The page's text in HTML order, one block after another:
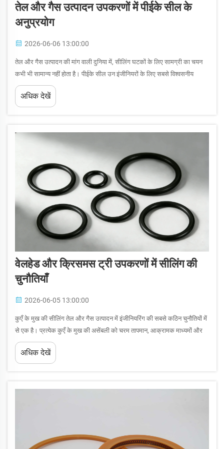
तेल और गैस उत्पादन उपकरणों में पीईके सील के
अनुप्रयोग
2026-06-06 13:00:00
तेल और गैस उत्पादन की मांग वाली दुनिया में, सीलिंग घटकों के लिए सामग्री का चयन
कभी भी सामान्य नहीं होता है। पीईके सील उन इंजीनियरों के लिए सबसे विश्वसनीय
विकल्पों में से एक के रूप में उभरा है जिन्हें अत्यधिक दबाव, उच्च तापमान और कठोर
रासायनिक परिस्थितियों के तहत निरंतर प्रदर्शन की आवश्यकता होती है...
अधिक देखें
वेलहेड और क्रिसमस ट्री उपकरणों में सीलिंग की
चुनौतियाँ
2026-06-05 13:00:00
कुएँ के मुख की सीलिंग तेल और गैस उत्पादन में इंजीनियरिंग की सबसे कठिन चुनौतियों में
से एक है। प्रत्येक कुएँ के मुख की असेंबली को चरम तापमान, आक्रामक माध्यमों और
निरंतर यांत्रिक तनाव के तहत दबाव अखंडता बनाए रखनी होती है। जब कुएँ के मुख का
समुद्री...
अधिक देखें